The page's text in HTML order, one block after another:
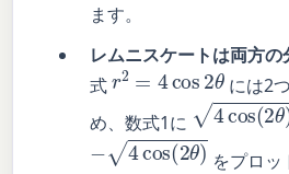
ます。
レムニスケートは両方の
式r2=4cos 2θ には2
め、数式1に
cos(2θ)
−4 cos(2θ)
をプロ